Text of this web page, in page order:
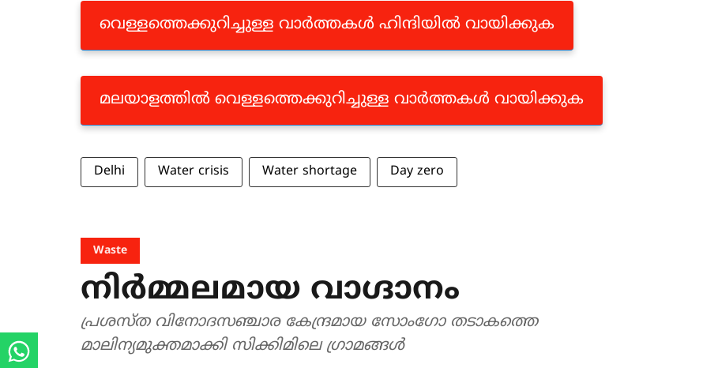
വെള്ളത്തെക്കുറിച്ചുള്ള വാർത്തകൾ ഹിന്ദിയിൽ വായിക്കുക
മലയാളത്തിൽ വെള്ളത്തെക്കുറിച്ചുള്ള വാർത്തകൾ വായിക്കുക
Delhi Water crisis Water shortage Day zero
Waste
നിർമ്മലമായ വാഗ്ദാനം
പ്രശസ്ത വിനോദസഞ്ചാര കേന്ദ്രമായ സോംഗോ തടാകത്തെ
മാലിന്യമുക്തമാക്കി സിക്കിമിലെ ഗ്രാമങ്ങൾ